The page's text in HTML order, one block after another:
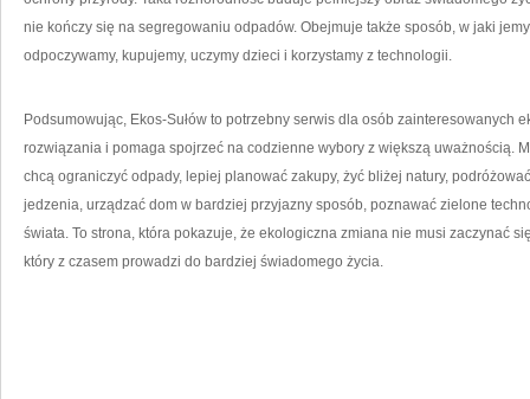
nie kończy się na segregowaniu odpadów. Obejmuje także sposób, w jaki
odpoczywamy, kupujemy, uczymy dzieci i korzystamy z technologii.
Podsumowując, Ekos-Sułów to potrzebny serwis dla osób zainteresowanych
rozwiązania i pomaga spojrzeć na codzienne wybory z większą uważnością.
chcą ograniczyć odpady, lepiej planować zakupy, żyć bliżej natury,
jedzenia, urządzać dom w bardziej przyjazny sposób, poznawać zielone
świata. To strona, która pokazuje, że ekologiczna zmiana nie musi zaczynać
który z czasem prowadzi do bardziej świadomego życia.